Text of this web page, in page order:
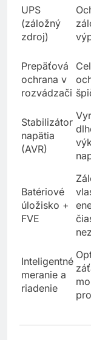
UPS
(záložný
Prepäťová
ochrana v
Stabilizátor
napätia
Batériové
úložisko +
Inteligentné
meranie a